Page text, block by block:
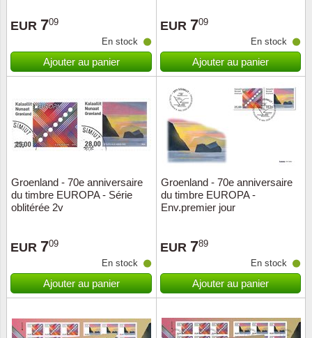
EUR 709
En stock
Ajouter au panier
EUR 709
En stock
Ajouter au panier
Groenland - 70e anniversaire
du timbre EUROPA - Série
oblitérée 2v
EUR 709
En stock
Ajouter au panier
Groenland - 70e anniversaire
du timbre EUROPA -
Env.premier jour
EUR 789
En stock
Ajouter au panier
Lots de timbres
Années
Collections annuelles / livres
Vignettes de Noël et feuilles
Matériel numismatique
Pour le nouveau collectionneur
Fournitures de bureau
Jeux de cartes à collectionner
Europa
Films
Thém.
Thém.
Newsletter
Politique de confidentialité